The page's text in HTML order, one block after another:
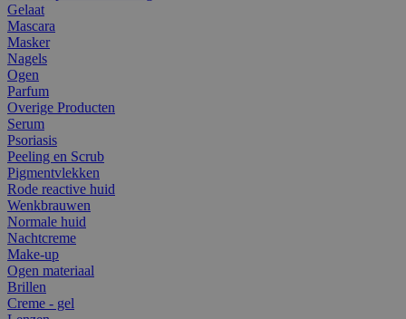
Gelaat
Mascara
Masker
Nagels
Ogen
Parfum
Overige Producten
Serum
Psoriasis
Peeling en Scrub
Pigmentvlekken
Rode reactive huid
Wenkbrauwen
Normale huid
Nachtcreme
Make-up
Ogen materiaal
Brillen
Creme - gel